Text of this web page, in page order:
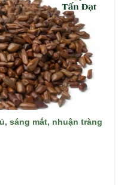
sáng mắt, nhuận tràng